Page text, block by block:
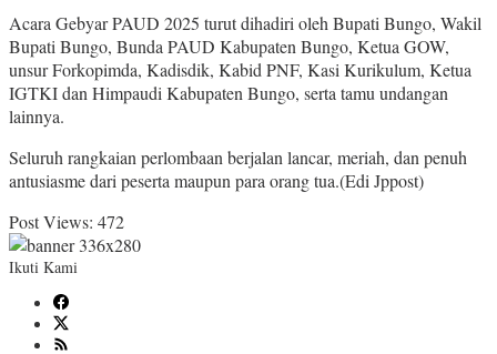
Acara Gebyar PAUD 2025 turut dihadiri oleh Bupati Bungo, Wakil
Bupati Bungo, Bunda PAUD Kabupaten Bungo, Ketua GOW,
unsur Forkopimda, Kadisdik, Kabid PNF, Kasi Kurikulum, Ketua
IGTKI dan Himpaudi Kabupaten Bungo, serta tamu undangan
lainnya.
Seluruh rangkaian perlombaan berjalan lancar, meriah, dan penuh
antusiasme dari peserta maupun para orang tua.(Edi Jppost)
Post Views: 472
Ikuti Kami